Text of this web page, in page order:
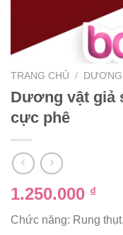
TRANG CHỦ /
Dương vật giả
cực phê
1.250.000 ₫
Chức năng: Rung